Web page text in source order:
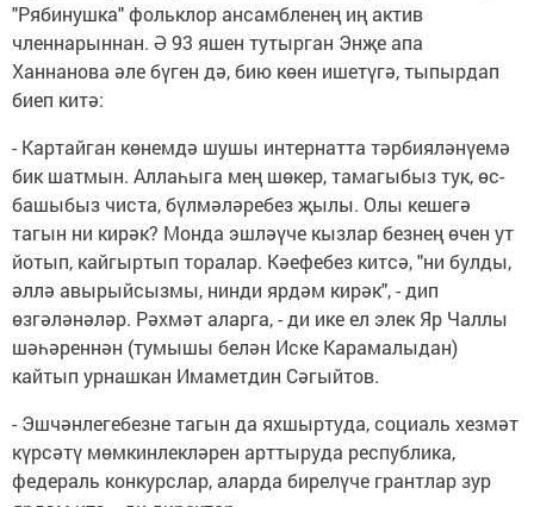
"Рябинушка" фольклор ансамбленең иң актив
членнарыннан. Ә 93 яшен тутырган Энҗе апа
Ханнанова әле бүген дә, бию көен ишетүгә, тыпырдап
биеп китә:
- Картайган көнемдә шушы интернатта тәрбияләнүемә
бик шатмын. Аллаһыга мең шөкер, тамагыбыз тук, өс-
башыбыз чиста, бүлмәләребез җылы. Олы кешегә
тагын ни кирәк? Монда эшләүче кызлар безнең өчен ут
йотып, кайгыртып торалар. Кәефебез китсә, "ни булды,
әллә авырыйсызмы, нинди ярдәм кирәк", - дип
өзгәләнәләр. Рәхмәт аларга, - ди ике ел элек Яр Чаллы
шәһәреннән (тумышы белән Иске Карамалыдан)
кайтып урнашкан Имаметдин Сәгыйтов.
- Эшчәнлегебезне тагын да яхшыртуда, социаль хезмәт
күрсәтү мөмкинлекләрен арттыруда республика,
федераль конкурслар, аларда бирелүче грантлар зур